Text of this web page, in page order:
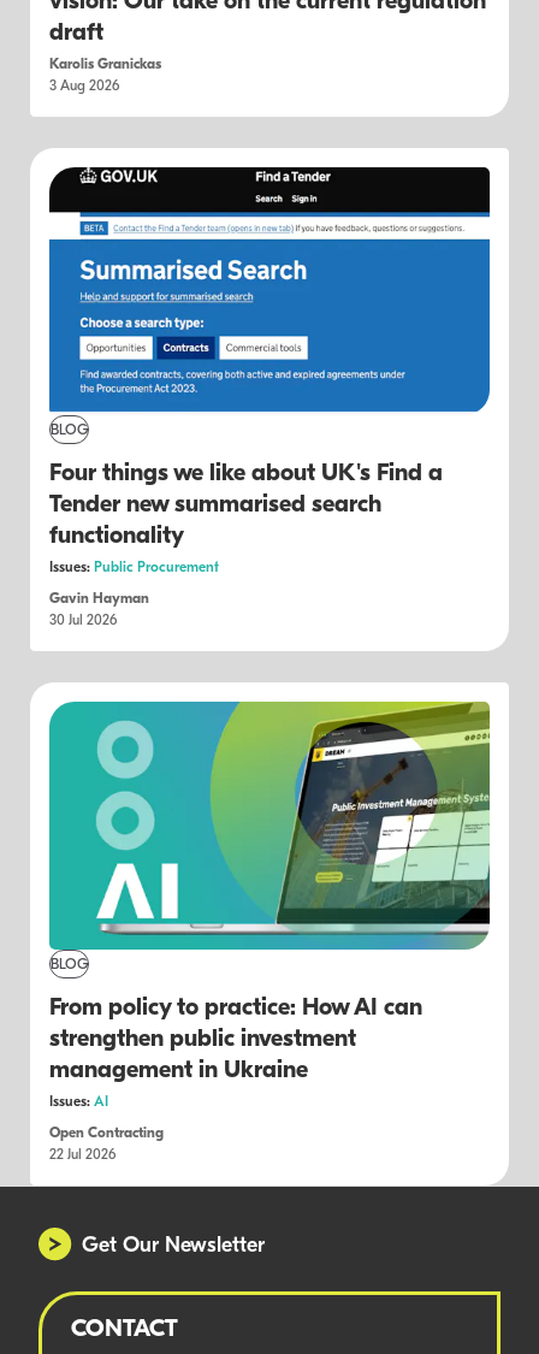
draft
Karolis Granickas
3 Aug 2026
BLOG
Four things we like about UK's Find a
Tender new summarised search
functionality
Issues: Public Procurement
Gavin Hayman
30 Jul 2026
BLOG
From policy to practice: How AI can
strengthen public investment
management in Ukraine
Issues: AI
Open Contracting
22 Jul 2026
Get Our Newsletter
CONTACT